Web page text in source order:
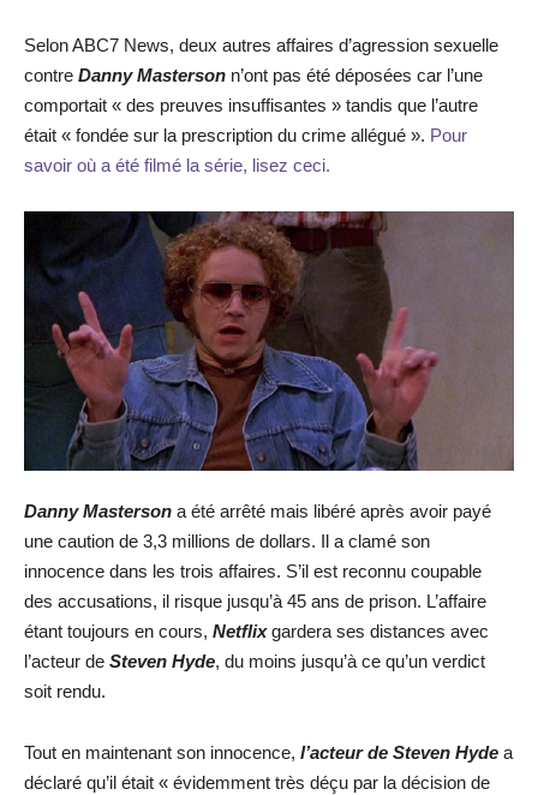
Selon ABC7 News, deux autres affaires d’agression sexuelle
contre Danny Masterson n’ont pas été déposées car l’une
comportait « des preuves insuffisantes » tandis que l’autre
était « fondée sur la prescription du crime allégué ». Pour
savoir où a été filmé la série, lisez ceci.
Danny Masterson a été arrêté mais libéré après avoir payé
une caution de 3,3 millions de dollars. Il a clamé son
innocence dans les trois affaires. S’il est reconnu coupable
des accusations, il risque jusqu’à 45 ans de prison. L’affaire
étant toujours en cours, Netflixgardera ses distances avec
l’acteur de Steven Hyde, du moins jusqu’à ce qu’un verdict
soit rendu.
Tout en maintenant son innocence, l’acteur de Steven Hyde a
déclaré qu’il était « évidemment très déçu par la décision de